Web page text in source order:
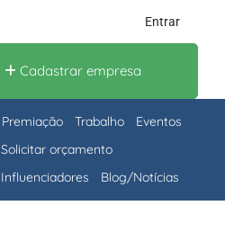
Entrar
Cadastrar empresa
Premiação Trabalho
Eventos
Solicitar orçamento
Influenciadores Blog/Notícias